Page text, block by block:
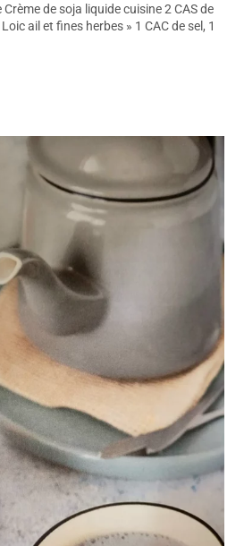
Crème de soja liquide cuisine 2 CAS de
ail et fines herbes » 1 CAC de sel, 1